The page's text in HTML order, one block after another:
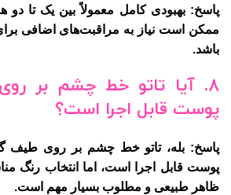
پاسخ: بهبودی کامل معمولاً بین یک تا دو
ممکن است نیاز به مراقبت‌های اضافی
باشد.
8. آیا تاتو خط چشم بر
پوست قابل اجرا است؟
پاسخ: بله، تاتو خط چشم بر روی طیف
پوست قابل اجرا است، اما انتخاب رنگ
ظاهر طبیعی و مطلوب بسیار مهم است.